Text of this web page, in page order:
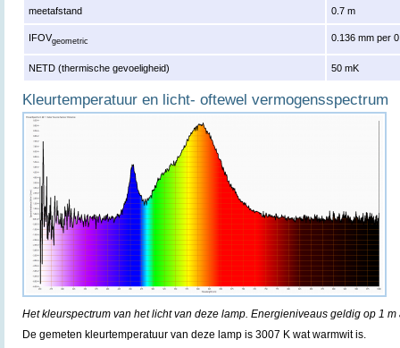
meetafstand 0.7 m
IFOVgeometric 0.136 mm per
NETD (thermische gevoeligheid) 50 mK
Kleurtemperatuur en licht- oftewel vermogensspectrum
Het kleurspectrum van het licht van deze lamp. Energieniveaus geldig op 1 m
De gemeten kleurtemperatuur van deze lamp is 3007 K wat warmwit is.